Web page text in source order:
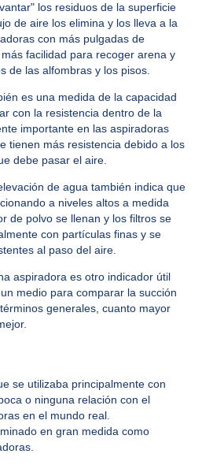
los residuos de la superficie
de aire los elimina y los lleva a la
con más pulgadas de
facilidad para recoger arena y
​​de las alfombras y los pisos.
es una medida de la capacidad
con la resistencia dentro de la
importante en las aspiradoras
tienen más resistencia debido a los
debe pasar el aire.
de agua también indica que
a niveles altos a medida
de polvo se llenan y los filtros se
con partículas finas y se
al paso del aire.
aspiradora es otro indicador útil
medio para comparar la succión
generales, cuanto mayor
se utilizaba principalmente con
o ninguna relación con el
en el mundo real.
en gran medida como